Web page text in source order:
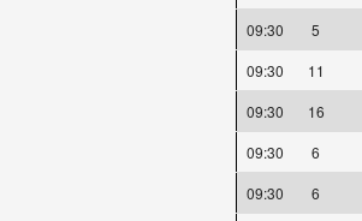
09:30
5
09:30
11
09:30
16
09:30
6
09:30
6